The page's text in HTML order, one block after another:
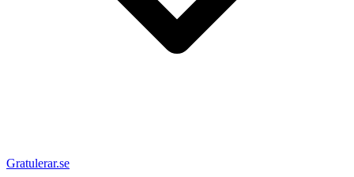
Gratulerar.se